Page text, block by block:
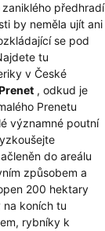
předhradí
by neměla ujít ani
se pod
tu
v České
, odkud je
Prenetu
významné poutní
do areálu
způsobem a
200 hektary
na koních tu
rybníky k